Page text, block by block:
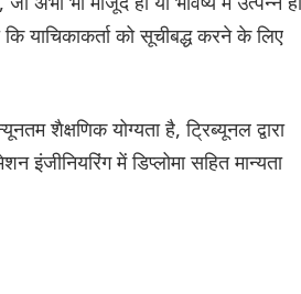
याचिकाकर्ता को सूचीबद्ध करने के लिए
शैक्षणिक योग्यता है, ट्रिब्यूनल द्वारा
में डिप्लोमा सहित मान्यता